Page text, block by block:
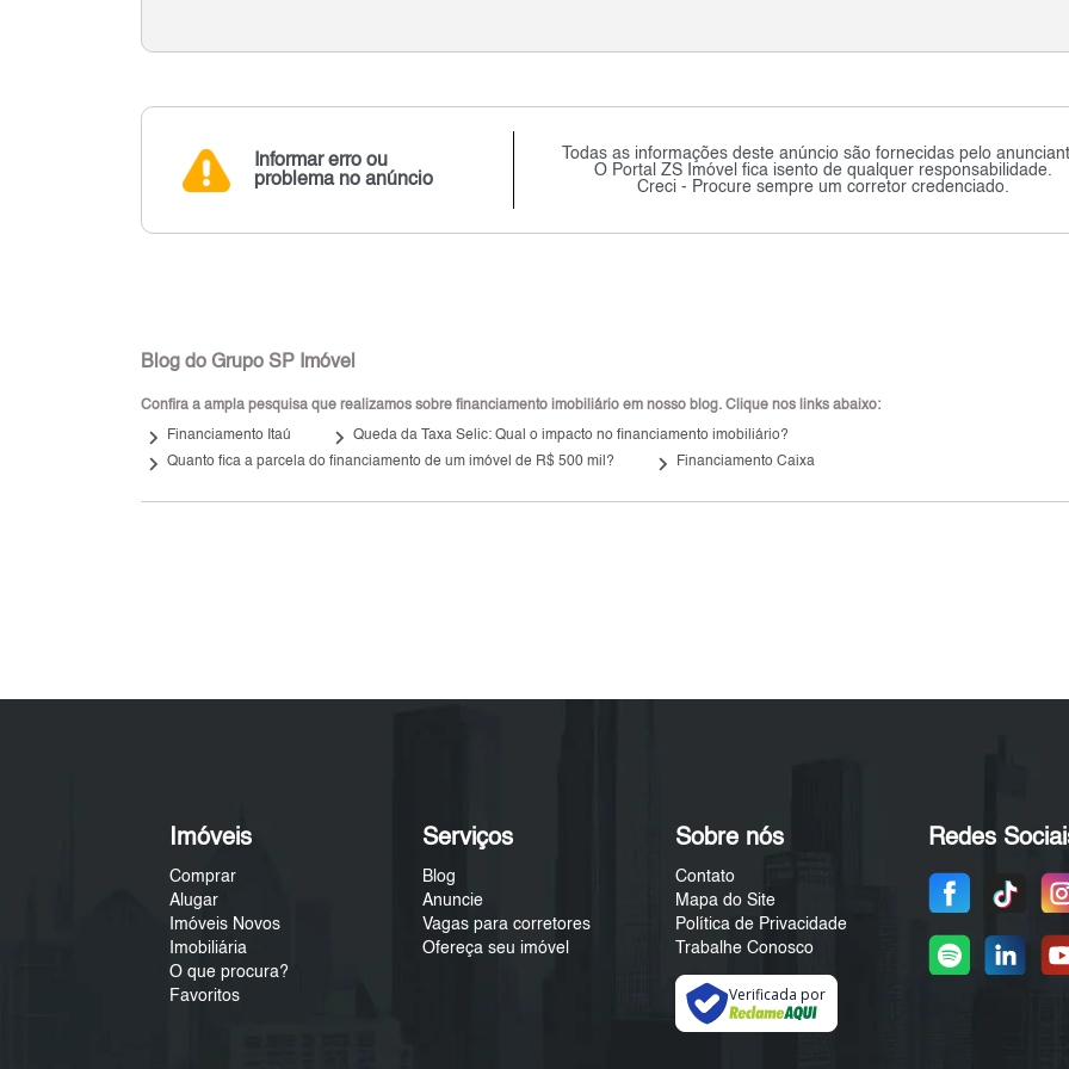
Informar erro ou
problema no anúncio
Todas as informações deste anúncio são fornecidas pelo
O Portal ZS Imóvel fica isento de qualquer responsabilidade.
Creci - Procure sempre um corretor credenciado.
Blog do Grupo SP Imóvel
Confira a ampla pesquisa que realizamos sobre financiamento imobiliário em nosso blog. Clique nos links abaixo:
keyboard_arrow_right Financiamento Itaú keyboard_arrow_right Queda da Taxa Selic: Qual o impacto no financiamento imobiliário?
keyboard_arrow_right Quanto fica a parcela do financiamento de um imóvel de R$ 500 mil? keyboard_arrow_right Financiamento Caixa
Imóveis
Comprar
Alugar
Imóveis Novos
Imobiliária
O que procura?
Favoritos
Serviços
Blog
Anuncie
Vagas para corretores
Ofereça seu imóvel
Sobre nós
Contato
Mapa do Site
Política de Privacidade
Trabalhe Conosco
Verificada por
Redes